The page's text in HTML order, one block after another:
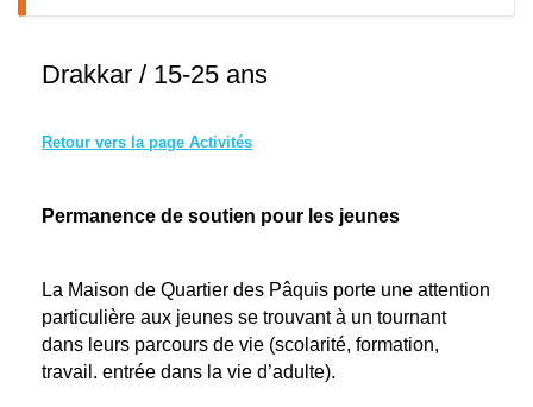
Drakkar / 15-25 ans
Retour vers la page Activités
Permanence de soutien pour les jeunes
La Maison de Quartier des Pâquis porte une attention
particulière aux jeunes se trouvant à un tournant
dans leurs parcours de vie (scolarité, formation,
travail. entrée dans la vie d’adulte).